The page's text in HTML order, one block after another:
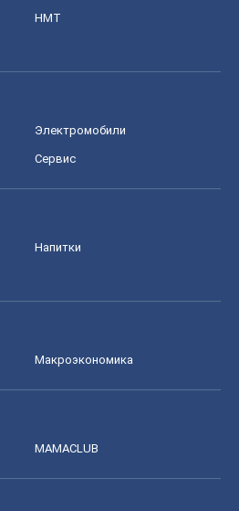
НМТ
Электромобили
Сервис
Напитки
Mакроэкономика
MAMACLUB